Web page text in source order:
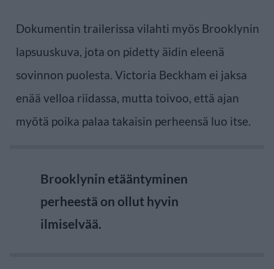
Dokumentin trailerissa vilahti myös Brooklynin
lapsuuskuva, jota on pidetty äidin eleenä
sovinnon puolesta. Victoria Beckham ei jaksa
enää velloa riidassa, mutta toivoo, että ajan
myötä poika palaa takaisin perheensä luo itse.
Brooklynin etääntyminen
perheestä on ollut hyvin
ilmiselvää.